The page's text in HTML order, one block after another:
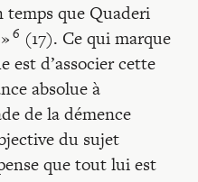
temps que Quaderi
6 (17). Ce qui marque
est d’associer cette
absolue à
de la démence
du sujet
que tout lui est